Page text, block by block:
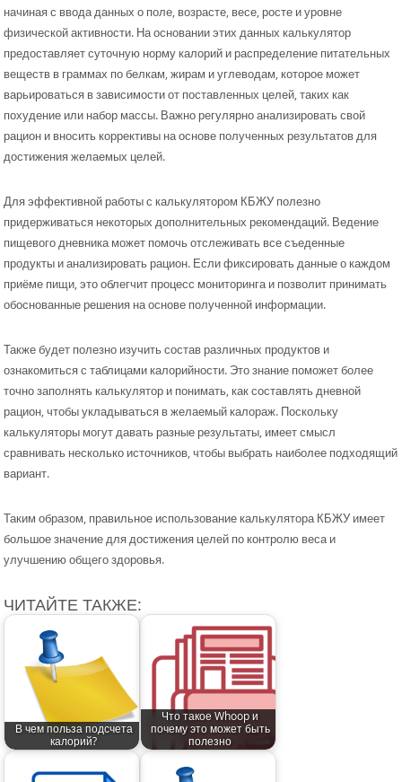
начиная с ввода данных о поле, возрасте, весе, росте и уровне
физической активности. На основании этих данных калькулятор
предоставляет суточную норму калорий и распределение питательных
веществ в граммах по белкам, жирам и углеводам, которое может
варьироваться в зависимости от поставленных целей, таких как
похудение или набор массы. Важно регулярно анализировать свой
рацион и вносить коррективы на основе полученных результатов для
достижения желаемых целей.
Для эффективной работы с калькулятором КБЖУ полезно
придерживаться некоторых дополнительных рекомендаций. Ведение
пищевого дневника может помочь отслеживать все съеденные
продукты и анализировать рацион. Если фиксировать данные о каждом
приёме пищи, это облегчит процесс мониторинга и позволит принимать
обоснованные решения на основе полученной информации.
Также будет полезно изучить состав различных продуктов и
ознакомиться с таблицами калорийности. Это знание поможет более
точно заполнять калькулятор и понимать, как составлять дневной
рацион, чтобы укладываться в желаемый калораж. Поскольку
калькуляторы могут давать разные результаты, имеет смысл
сравнивать несколько источников, чтобы выбрать наиболее подходящий
вариант.
Таким образом, правильное использование калькулятора КБЖУ имеет
большое значение для достижения целей по контролю веса и
улучшению общего здоровья.
ЧИТАЙТЕ ТАКЖЕ:
В чем польза подсчета
калорий?
Что такое Whoop и
почему это может быть
полезно